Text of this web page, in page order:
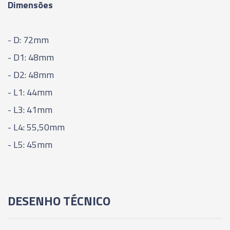
6,20 (M8 - 5/16") - KWES
EMBREAGEM DE SEGURANÇA TAM. 1B- 9,00 X
7,00 (M12 - 3/8" - 1/2") - KWES
EMBREAGEM DE SEGURANÇA TAM. 1B - 10,00 X
Dimensões
- D: 72mm
- D1: 48mm
- D2: 48mm
- L1: 44mm
- L3: 41mm
- L4: 55,50mm
- L5: 45mm
DESENHO TÉCNICO